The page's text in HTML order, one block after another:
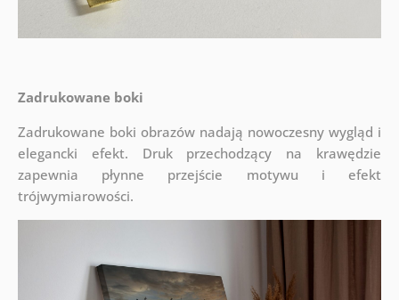
Zadrukowane boki
Zadrukowane boki obrazów nadają nowoczesny wygląd i
elegancki efekt. Druk przechodzący na krawędzie
zapewnia płynne przejście motywu i efekt
trójwymiarowości.